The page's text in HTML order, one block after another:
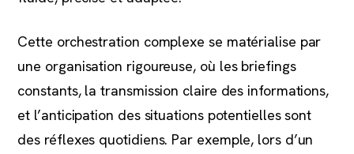
Cette orchestration complexe se matérialise par
une organisation rigoureuse, où les briefings
constants, la transmission claire des informations,
et l’anticipation des situations potentielles sont
des réflexes quotidiens. Par exemple, lors d’un